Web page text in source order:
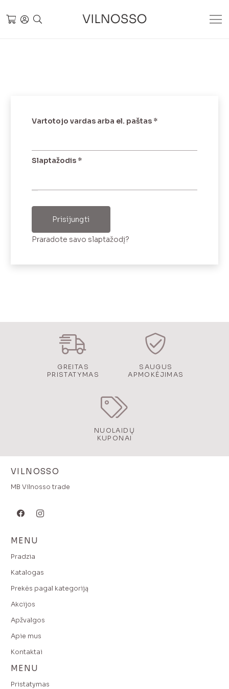
Vartotojo vardas arba el. paštas *Privalomas
Slaptažodis *Privalomas
Prisijungti
Praradote savo slaptažodį?
GREITAS
PRISTATYMAS
SAUGUS
APMOKĖJIMAS
NUOLAIDŲ
KUPONAI
VILNOSSO
MB Vilnosso trade
MENU
Pradzia
Katalogas
Prekės pagal kategoriją
Akcijos
Apžvalgos
Apie mus
Kontaktai
MENU
Pristatymas